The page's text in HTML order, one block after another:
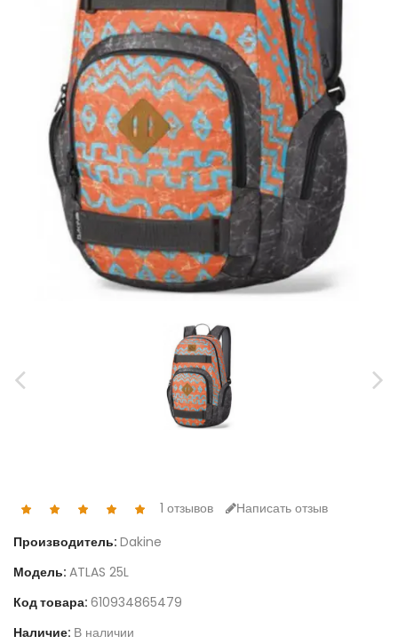
1 отзывов
Написать отзыв
Производитель: Dakine
Модель: ATLAS 25L
Код товара: 610934865479
Наличие: В наличии